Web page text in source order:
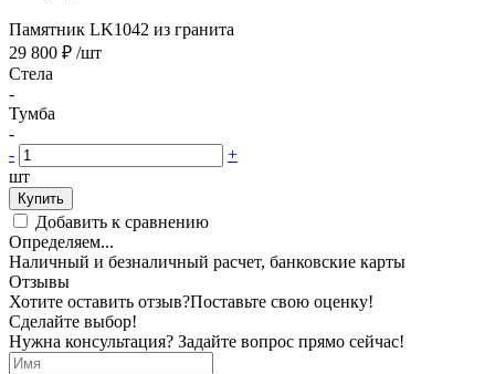
Памятник LK1042 из гранита
29 800 ₽ /шт
Стела
-
Тумба
-
-
+
шт
Купить
Добавить к сравнению
Определяем...
Наличный и безналичный расчет, банковские карты
Отзывы
Хотите оставить отзыв?Поставьте свою оценку!
Сделайте выбор!
Нужна консультация? Задайте вопрос прямо сейчас!